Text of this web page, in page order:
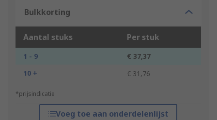
Bulkkorting
Aantal stuks Per stuk
1 - 9
€ 37,37
10 +
€ 31,76
*prijsindicatie
Voeg toe aan onderdelenlijst